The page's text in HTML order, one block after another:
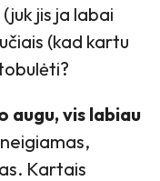
jis ja labai
(kad kartu
augu, vis labiau
Kartais